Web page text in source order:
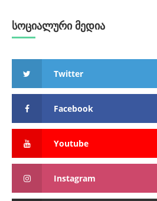
სოციალური მედია
Twitter
Facebook
Youtube
Instagram